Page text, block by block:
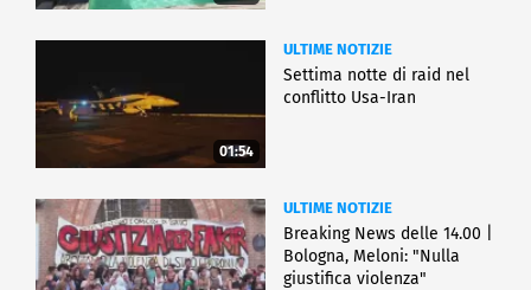
01:54
ULTIME NOTIZIE
Settima notte di raid nel
conflitto Usa-Iran
ULTIME NOTIZIE
Breaking News delle 14.00 |
Bologna, Meloni: "Nulla
giustifica violenza"